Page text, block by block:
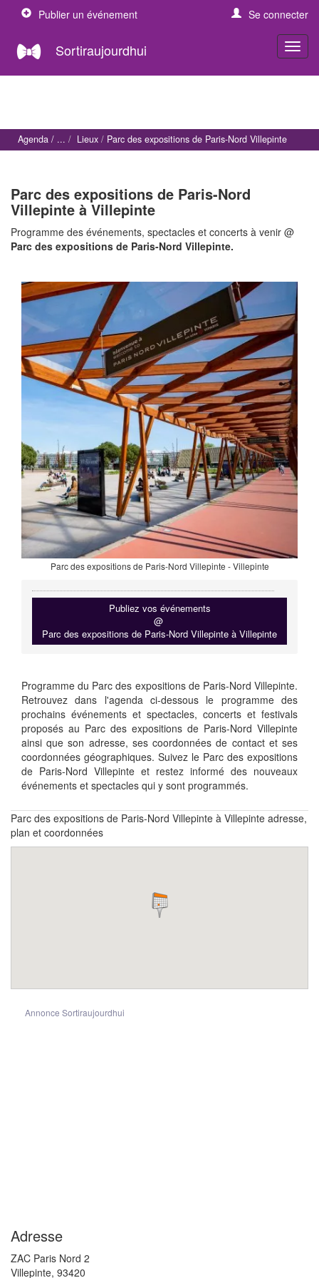
Publier un événement Se connecter
Sortiraujourdhui
Agenda Lieux Parc des expositions de Paris-Nord Villepinte
Parc des expositions de Paris-Nord
Villepinte à Villepinte
Programme des événements, spectacles et concerts à venir @
Parc des expositions de Paris-Nord Villepinte.
Parc des expositions de Paris-Nord Villepinte - Villepinte
Publiez vos événements
@
Parc des expositions de Paris-Nord Villepinte à Villepinte
Programme du Parc des expositions de Paris-Nord Villepinte.
Retrouvez dans l'agenda ci-dessous le programme des
prochains événements et spectacles, concerts et festivals
proposés au Parc des expositions de Paris-Nord Villepinte
ainsi que son adresse, ses coordonnées de contact et ses
coordonnées géographiques. Suivez le Parc des expositions
de Paris-Nord Villepinte et restez informé des nouveaux
événements et spectacles qui y sont programmés.
Parc des expositions de Paris-Nord Villepinte à Villepinte adresse,
plan et coordonnées
Annonce Sortiraujourdhui
Adresse
ZAC Paris Nord 2
Villepinte, 93420